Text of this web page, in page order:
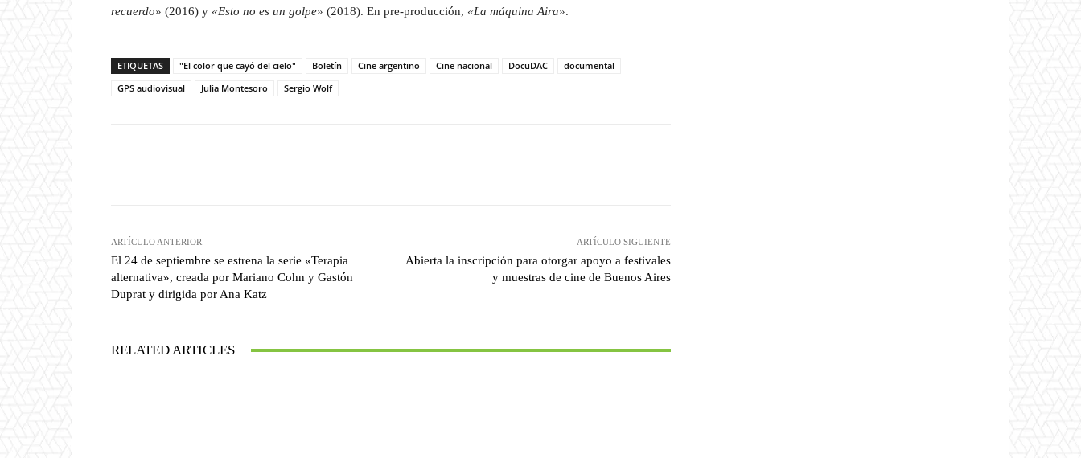
recuerdo» (2016) y «Esto no es un golpe» (2018). En pre-producción, «La máquina Aira».
ETIQUETAS "El color que cayó del cielo" Boletín Cine argentino Cine nacional DocuDAC
documental
GPS audiovisual
Julia Montesoro Sergio Wolf
ARTÍCULO ANTERIOR
El 24 de septiembre se estrena la serie «Terapia
alternativa», creada por Mariano Cohn y Gastón
Duprat y dirigida por Ana Katz
ARTÍCULO SIGUIENTE
Abierta la inscripción para otorgar apoyo a festivales
y muestras de cine de Buenos Aires
RELATED ARTICLES